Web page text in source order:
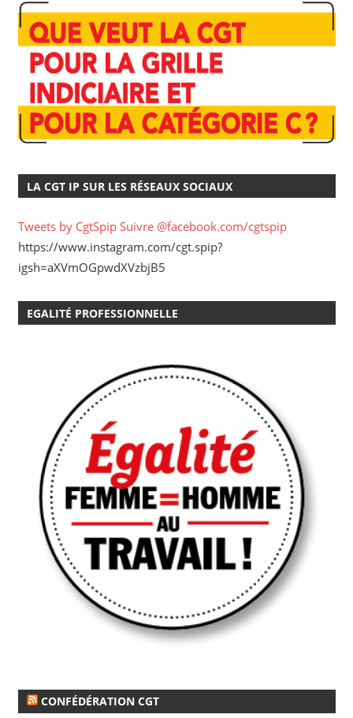
LA CGT IP SUR LES RÉSEAUX SOCIAUX
Tweets by CgtSpip Suivre @facebook.com/cgtspip
https://www.instagram.com/cgt.spip?
igsh=aXVmOGpwdXVzbjB5
EGALITÉ PROFESSIONNELLE
CONFÉDÉRATION CGT